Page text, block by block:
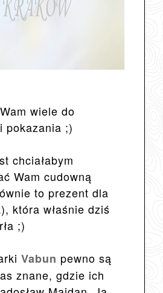
wiele do
pokazania ;)
chciałabym
Wam cudowną
to prezent dla
która właśnie dziś
;)
Vabun pewno są
znane, gdzie ich